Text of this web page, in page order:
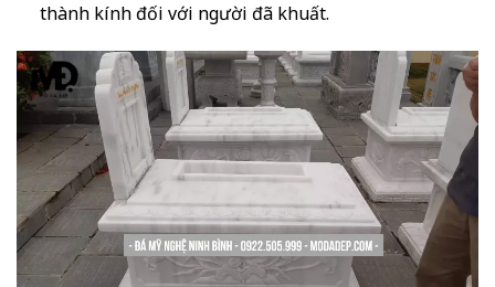
thành kính đối với người đã khuất.